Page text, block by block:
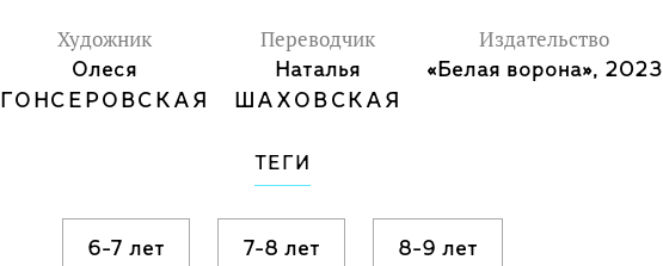
Художник
Олеся
ГОНСЕРОВСКАЯ
Переводчик
Наталья
ШАХОВСКАЯ
Издательство
«Белая ворона», 2023
ТЕГИ
6-7 лет 7-8 лет 8-9 лет